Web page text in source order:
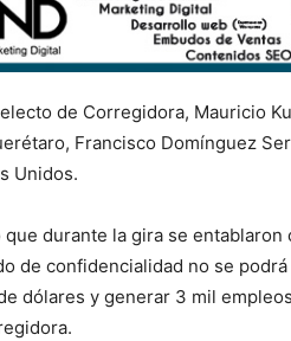
de Corregidora, Mauricio
Francisco Domínguez
Unidos.
durante la gira se
de confidencialidad no se
dólares y generar 3 mil